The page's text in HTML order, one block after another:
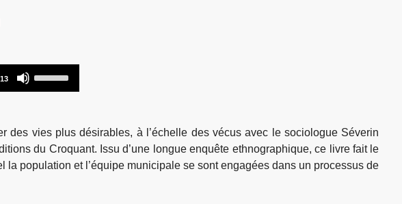
to
increase
or
des vies plus désirables, à l’échelle des vécus avec le sociologue Séverin
du Croquant. Issu d’une longue enquête ethnographique, ce livre fait le
population et l’équipe municipale se sont engagées dans un processus de